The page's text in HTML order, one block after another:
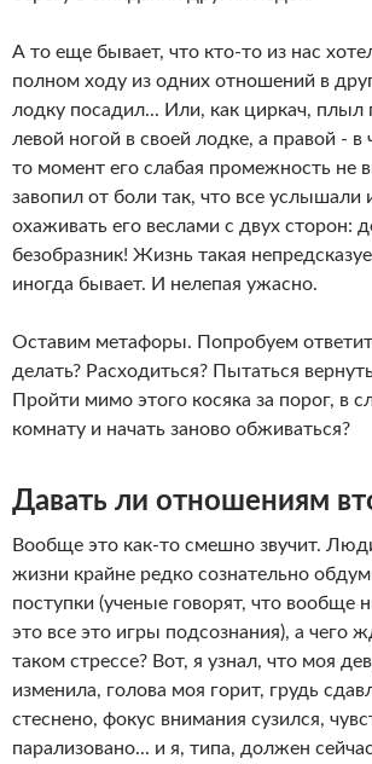
А то еще бывает, что кто-то из нас
полном ходу из одних отношений в
лодку посадил... Или, как циркач, плыл
левой ногой в своей лодке, а правой -
то момент его слабая промежность не
завопил от боли так, что все услышали
охаживать его веслами с двух сторон:
безобразник! Жизнь такая
иногда бывает. И нелепая ужасно.
Оставим метафоры. Попробуем
делать? Расходиться? Пытаться
Пройти мимо этого косяка за порог, в
комнату и начать заново обживаться?
Давать ли отношениям
Вообще это как-то смешно звучит.
жизни крайне редко сознательно
поступки (ученые говорят, что вообще
это все это игры подсознания), а чего
таком стрессе? Вот, я узнал, что моя
изменила, голова моя горит, грудь
стеснено, фокус внимания сузился,
парализовано... и я, типа, должен